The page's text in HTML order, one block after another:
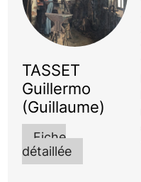
TASSET
Guillermo
(Guillaume)
Fiche
détaillée